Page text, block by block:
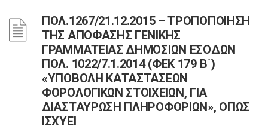
ΠΟΛ.1267/21.12.2015 – ΤΡΟΠΟΠΟΙΗΣΗ
ΤΗΣ ΑΠΟΦΑΣΗΣ ΓΕΝΙΚΗΣ
ΓΡΑΜΜΑΤΕΙΑΣ ΔΗΜΟΣΙΩΝ ΕΣΟΔΩΝ
ΠΟΛ. 1022/7.1.2014 (ΦΕΚ 179 Β΄)
«ΥΠΟΒΟΛΗ ΚΑΤΑΣΤΑΣΕΩΝ
ΦΟΡΟΛΟΓΙΚΩΝ ΣΤΟΙΧΕΙΩΝ, ΓΙΑ
ΔΙΑΣΤΑΥΡΩΣΗ ΠΛΗΡΟΦΟΡΙΩΝ», ΟΠΩΣ
ΙΣΧΥΕΙ